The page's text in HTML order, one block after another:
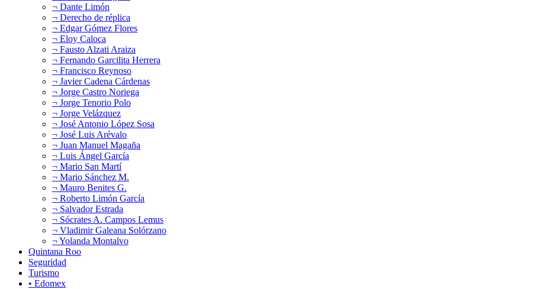
¬ Dante Limón
¬ Derecho de réplica
¬ Edgar Gómez Flores
¬ Eloy Caloca
¬ Fausto Alzati Araiza
¬ Fernando Garcilita Herrera
¬ Francisco Reynoso
¬ Javier Cadena Cárdenas
¬ Jorge Castro Noriega
¬ Jorge Tenorio Polo
¬ Jorge Velázquez
¬ José Antonio López Sosa
¬ José Luis Arévalo
¬ Juan Manuel Magaña
¬ Luis Ángel García
¬ Mario San Martí
¬ Mario Sánchez M.
¬ Mauro Benites G.
¬ Roberto Limón García
¬ Salvador Estrada
¬ Sócrates A. Campos Lemus
¬ Vladimir Galeana Solórzano
¬ Yolanda Montalvo
Quintana Roo
Seguridad
Turismo
• Edomex